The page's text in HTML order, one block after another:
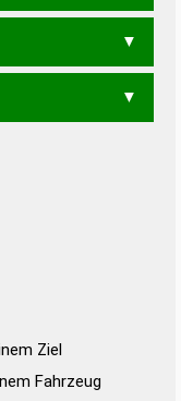
TRAN
Ziel
Fahrzeug